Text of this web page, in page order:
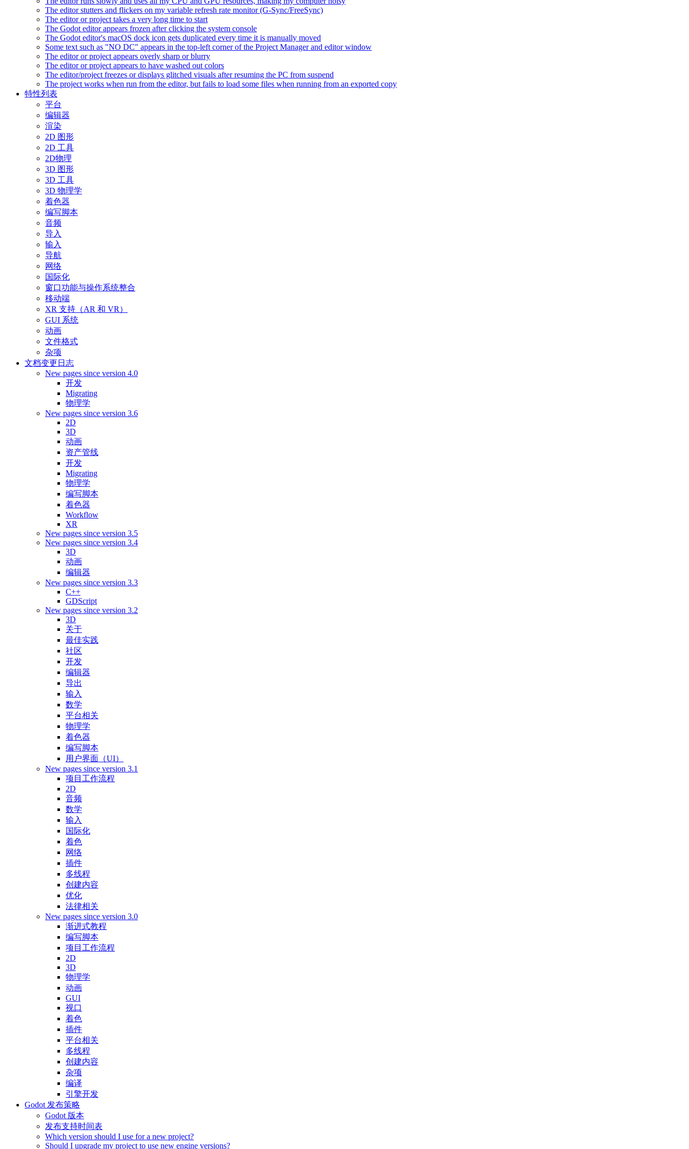
The editor stutters and flickers on my variable refresh rate monitor (G-Sync/FreeSync)
The editor or project takes a very long time to start
The Godot editor appears frozen after clicking the system console
The Godot editor's macOS dock icon gets duplicated every time it is manually moved
Some text such as "NO DC" appears in the top-left corner of the Project Manager and editor window
The editor or project appears overly sharp or blurry
The editor or project appears to have washed out colors
The editor/project freezes or displays glitched visuals after resuming the PC from suspend
The project works when run from the editor, but fails to load some files when running from an exported copy
特性列表
平台
编辑器
渲染
2D 图形
2D 工具
2D物理
3D 图形
3D 工具
3D 物理学
着色器
编写脚本
音频
导入
输入
导航
网络
国际化
窗口功能与操作系统整合
移动端
XR 支持（AR 和 VR）
GUI 系统
动画
文件格式
杂项
文档变更日志
New pages since version 4.0
开发
Migrating
物理学
New pages since version 3.6
2D
3D
动画
资产管线
开发
Migrating
物理学
编写脚本
着色器
Workflow
XR
New pages since version 3.5
New pages since version 3.4
3D
动画
编辑器
New pages since version 3.3
C++
GDScript
New pages since version 3.2
3D
关于
最佳实践
社区
开发
编辑器
导出
输入
数学
平台相关
物理学
着色器
编写脚本
用户界面（UI）
New pages since version 3.1
项目工作流程
2D
音频
数学
输入
国际化
着色
网络
插件
多线程
创建内容
优化
法律相关
New pages since version 3.0
渐进式教程
编写脚本
项目工作流程
2D
3D
物理学
动画
GUI
视口
着色
插件
平台相关
多线程
创建内容
杂项
编译
引擎开发
Godot 发布策略
Godot 版本
发布支持时间表
Which version should I use for a new project?
Should I upgrade my project to use new engine versions?